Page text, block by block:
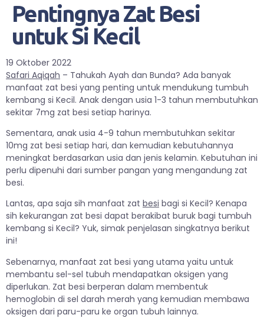
Pentingnya Zat Besi
untuk Si Kecil
19 Oktober 2022
Safari Aqiqah – Tahukah Ayah dan Bunda? Ada banyak
manfaat zat besi yang penting untuk mendukung tumbuh
kembang si Kecil. Anak dengan usia 1-3 tahun membutuhkan
sekitar 7mg zat besi setiap harinya.
Sementara, anak usia 4-9 tahun membutuhkan sekitar
10mg zat besi setiap hari, dan kemudian kebutuhannya
meningkat berdasarkan usia dan jenis kelamin. Kebutuhan ini
perlu dipenuhi dari sumber pangan yang mengandung zat
besi.
Lantas, apa saja sih manfaat zat besi bagi si Kecil? Kenapa
sih kekurangan zat besi dapat berakibat buruk bagi tumbuh
kembang si Kecil? Yuk, simak penjelasan singkatnya berikut
ini!
Sebenarnya, manfaat zat besi yang utama yaitu untuk
membantu sel-sel tubuh mendapatkan oksigen yang
diperlukan. Zat besi berperan dalam membentuk
hemoglobin di sel darah merah yang kemudian membawa
oksigen dari paru-paru ke organ tubuh lainnya.